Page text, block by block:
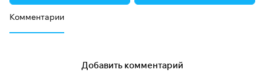
Комментарии
Добавить комментарий